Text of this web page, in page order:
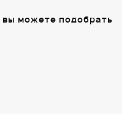
можете подобрать